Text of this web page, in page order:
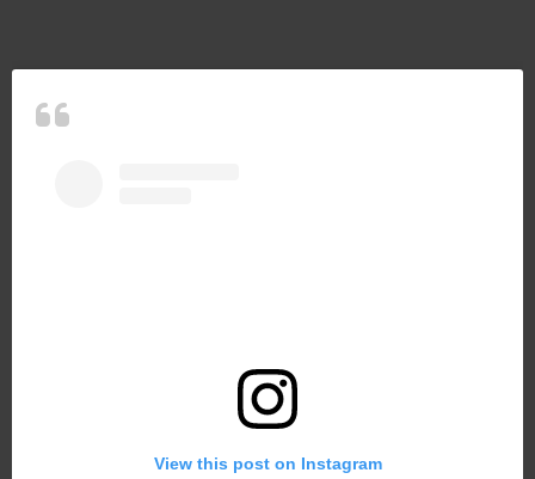
View this post on Instagram